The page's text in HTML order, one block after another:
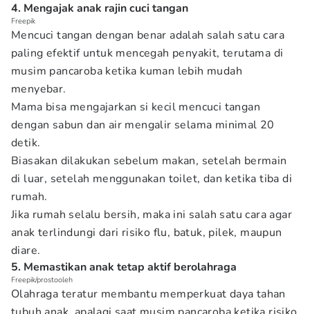
4. Mengajak anak rajin cuci tangan
Freepik
Mencuci tangan dengan benar adalah salah satu cara
paling efektif untuk mencegah penyakit, terutama di
musim pancaroba ketika kuman lebih mudah
menyebar.
Mama bisa mengajarkan si kecil mencuci tangan
dengan sabun dan air mengalir selama minimal 20
detik.
Biasakan dilakukan sebelum makan, setelah bermain
di luar, setelah menggunakan toilet, dan ketika tiba di
rumah.
Jika rumah selalu bersih, maka ini salah satu cara agar
anak terlindungi dari risiko flu, batuk, pilek, maupun
diare.
5. Memastikan anak tetap aktif berolahraga
Freepik/prostooleh
Olahraga teratur membantu memperkuat daya tahan